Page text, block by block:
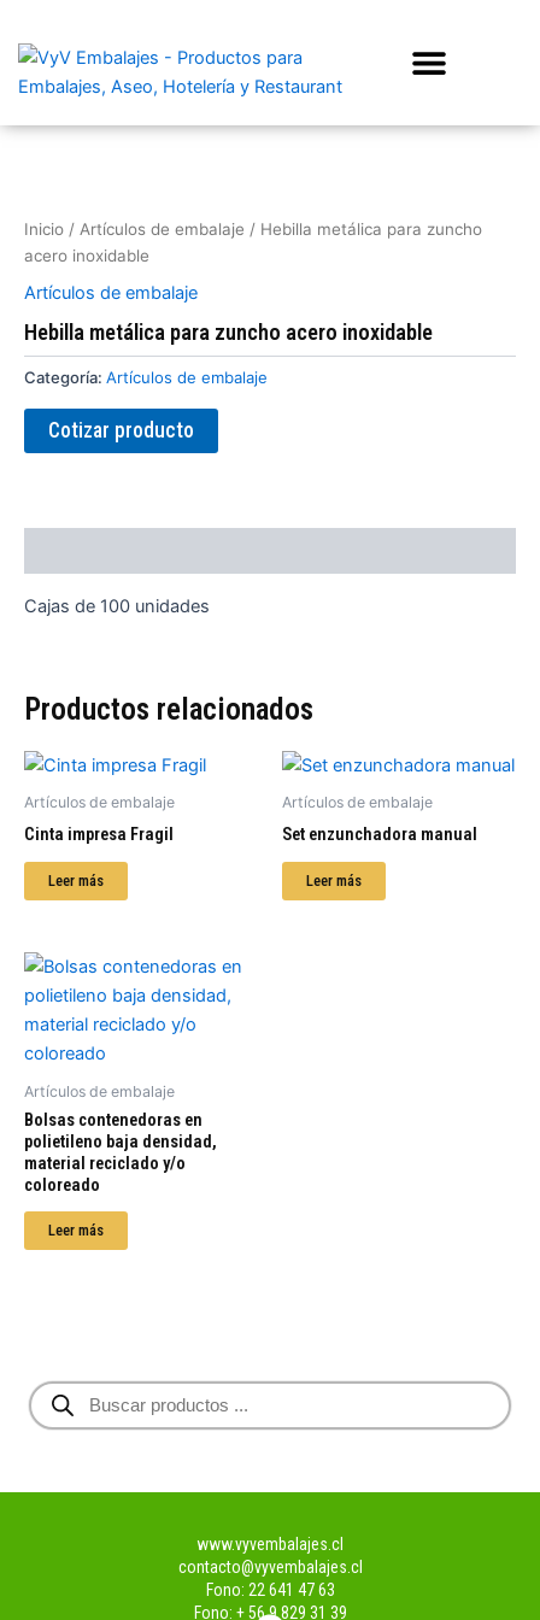
contenido
B
ú
Inicio / Artículos de embalaje / Hebilla metálica para zuncho
acero inoxidable
Artículos de embalaje
Hebilla metálica para zuncho acero inoxidable
Categoría: Artículos de embalaje
Cotizar producto
Cajas de 100 unidades
Productos relacionados
Artículos de embalaje
Cinta impresa Fragil
Leer más
Artículos de embalaje
Set enzunchadora manual
Leer más
Artículos de embalaje
Bolsas contenedoras en
polietileno baja densidad,
material reciclado y/o
coloreado
Leer más
www.vyvembalajes.cl
contacto@vyvembalajes.cl
Fono: 22 641 47 63
Fono: + 56 9 829 31 39